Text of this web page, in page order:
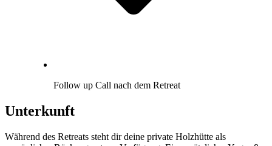
Follow up Call nach dem Retreat
Unterkunft
Während des Retreats steht dir deine private Holzhütte als